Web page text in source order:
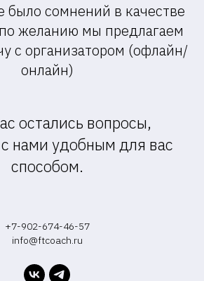
было сомнений в качестве
желанию мы предлагаем
с организатором (офлайн/
онлайн)
остались вопросы,
нами удобным для вас
способом.
+7-902-674-46-57
info@ftcoach.ru